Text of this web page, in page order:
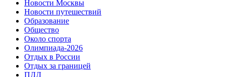
Новости Москвы
Новости путешествий
Образование
Общество
Около спорта
Олимпиада-2026
Отдых в России
Отдых за границей
ПДД